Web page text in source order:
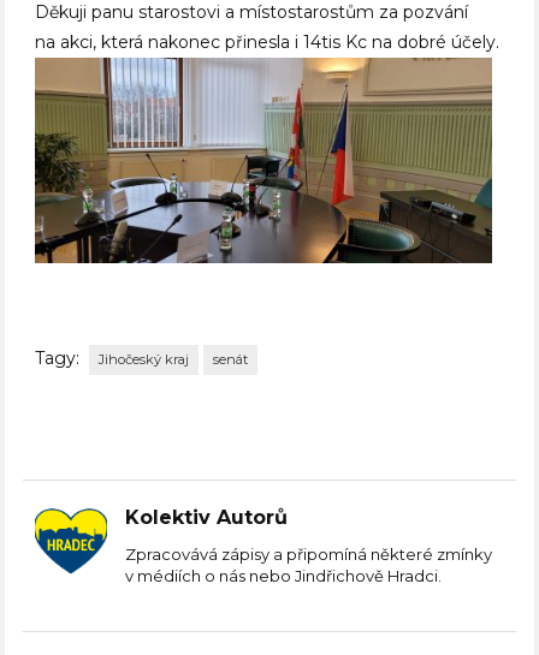
Děkuji panu starostovi a místostarostům za pozvání
na akci, která nakonec přinesla i 14tis Kc na dobré účely.
Tagy: Jihočeský kraj senát
Kolektiv Autorů
Zpracovává zápisy a připomíná některé zmínky
v médiích o nás nebo Jindřichově Hradci.